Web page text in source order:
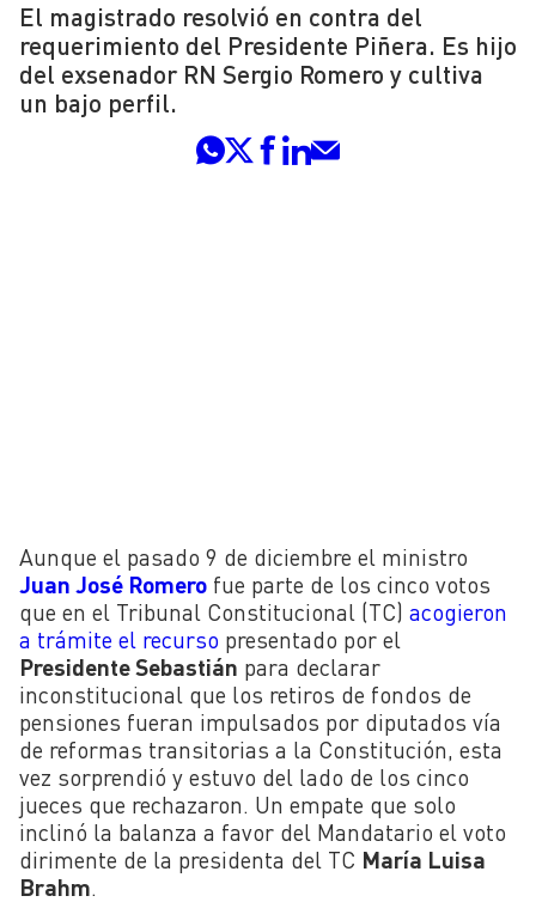
El magistrado resolvió en contra del
requerimiento del Presidente Piñera. Es hijo
del exsenador RN Sergio Romero y cultiva
un bajo perfil.
Aunque el pasado 9 de diciembre el ministro
Juan José Romero fue parte de los cinco votos
que en el Tribunal Constitucional (TC) acogieron
a trámite el recurso presentado por el
Presidente Sebastián para declarar
inconstitucional que los retiros de fondos de
pensiones fueran impulsados por diputados vía
de reformas transitorias a la Constitución, esta
vez sorprendió y estuvo del lado de los cinco
jueces que rechazaron. Un empate que solo
inclinó la balanza a favor del Mandatario el voto
dirimente de la presidenta del TC María Luisa
Brahm